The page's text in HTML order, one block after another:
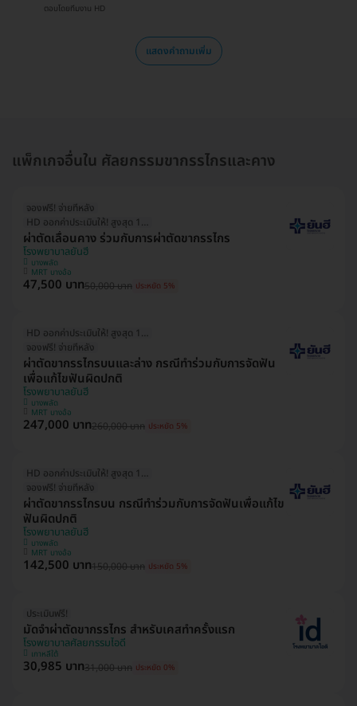
ตอบโดยทีมงาน HD
แสดงคำถามเพิ่ม
แพ็กเกจอื่นใน ศัลยกรรมขากรรไกรและคาง
จองฟรี! จ่ายทีหลัง
HD ออกค่าประเมินให้! สูงสุด 1500 บ.
ผ่าตัดเลื่อนคาง ร่วมกับการผ่าตัดขากรรไกร
โรงพยาบาลยันฮี
บางพลัด
MRT บางอ้อ
47,500 บาท50,000 บาท ประหยัด 5%
HD ออกค่าประเมินให้! สูงสุด 1500 บ.
จองฟรี! จ่ายทีหลัง
ผ่าตัดขากรรไกรบนและล่าง กรณีทำร่วมกับการจัดฟัน
เพื่อแก้ไขฟันผิดปกติ
โรงพยาบาลยันฮี
บางพลัด
MRT บางอ้อ
247,000 บาท260,000 บาท ประหยัด 5%
HD ออกค่าประเมินให้! สูงสุด 1500 บ.
จองฟรี! จ่ายทีหลัง
ผ่าตัดขากรรไกรบน กรณีทำร่วมกับการจัดฟันเพื่อแก้ไข
ฟันผิดปกติ
โรงพยาบาลยันฮี
บางพลัด
MRT บางอ้อ
142,500 บาท150,000 บาท ประหยัด 5%
ประเมินฟรี!
มัดจำผ่าตัดขากรรไกร สำหรับเคสทำครั้งแรก
โรงพยาบาลศัลยกรรมไอดี
เกาหลีใต้
30,985 บาท31,000 บาท ประหยัด 0%